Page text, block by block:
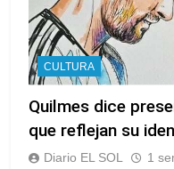
CULTURA
Quilmes dice
que reflejan su
Diario EL SOL 1